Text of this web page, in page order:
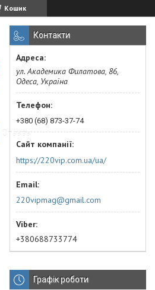
Кошик
Отзывы
Контакти
ул. Академика Филатова, 86,
Одеса, Україна
+380 (68) 873-37-74
https://220vip.com.ua/ua/
220vipmag@gmail.com
+380688733774
Графік роботи